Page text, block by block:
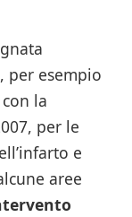
, per esempio
la
per le
e
aree